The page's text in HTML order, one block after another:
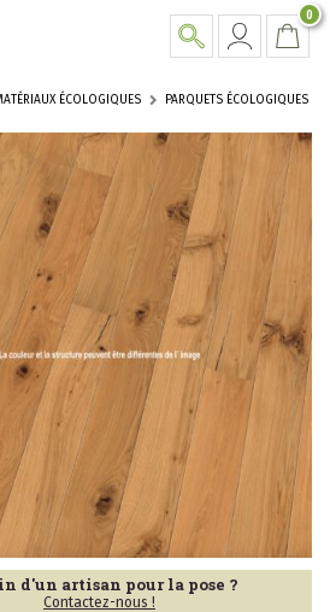
0
ÉCOLOGIQUES PARQUETS ÉCOLOGIQUES
d'un artisan pour la pose ?
Contactez-nous !